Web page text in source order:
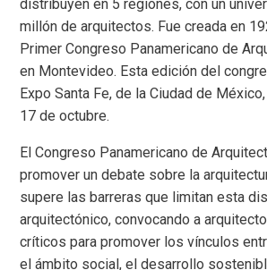
distribuyen en 5 regiones, con un
millón de arquitectos. Fue creada en
Primer Congreso Panamericano de
en Montevideo. Esta edición del
Expo Santa Fe, de la Ciudad de
17 de octubre.
El Congreso Panamericano de
promover un debate sobre la
supere las barreras que limitan esta
arquitectónico, convocando a
críticos para promover los vínculos
el ámbito social, el desarrollo